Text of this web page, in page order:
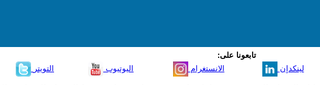
تابعونا على:
التويتر اليوتيوب الانستغرام لينكدإن